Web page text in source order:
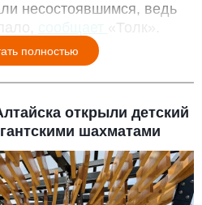
несостоявшимся, ведь
сообщает «Толк».
полностью
открыли детский
шахматами